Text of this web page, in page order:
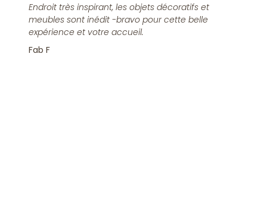
Endroit très inspirant, les objets décoratifs et
meubles sont inédit -bravo pour cette belle
expérience et votre accueil.
Fab F